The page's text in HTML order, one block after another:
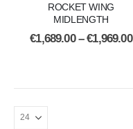
ROCKET WING
MIDLENGTH
€1,689.00 – €1,969.00